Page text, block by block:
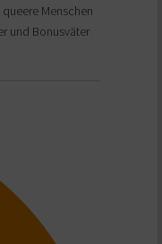
Menschen
und Bonusväter